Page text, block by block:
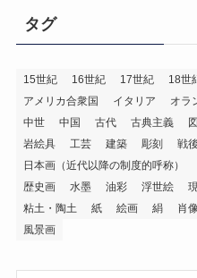
タグ
15世紀 16世紀 17世紀 18世
アメリカ合衆国
イタリア オラ
中世
中国 古代 古典主義
岩絵具
工芸 建築 彫刻 戦
日本画（近代以降の制度的呼称）
歴史画
水墨 油彩 浮世絵
粘土・陶土
紙 絵画 絹 肖
風景画